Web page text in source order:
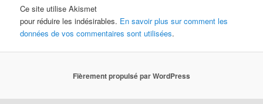
Ce site utilise Akismet
pour réduire les indésirables. En savoir plus sur comment les
données de vos commentaires sont utilisées.
Fièrement propulsé par WordPress